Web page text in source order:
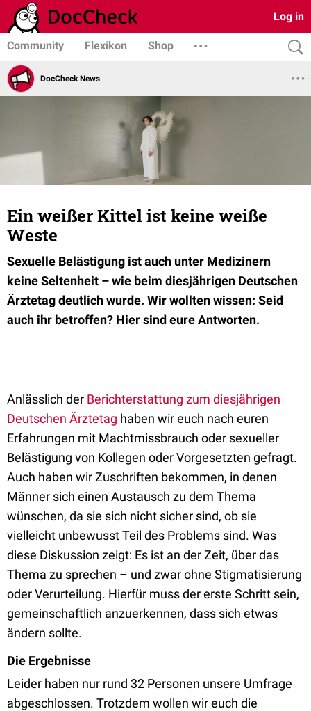
Log in
Community Flexikon Shop
DocCheck News
Ein weißer Kittel ist keine weiße
Weste
Sexuelle Belästigung ist auch unter Medizinern
keine Seltenheit – wie beim diesjährigen Deutschen
Ärztetag deutlich wurde. Wir wollten wissen: Seid
auch ihr betroffen? Hier sind eure Antworten.
Anlässlich der Berichterstattung zum diesjährigen
Deutschen Ärztetag haben wir euch nach euren
Erfahrungen mit Machtmissbrauch oder sexueller
Belästigung von Kollegen oder Vorgesetzten gefragt.
Auch haben wir Zuschriften bekommen, in denen
Männer sich einen Austausch zu dem Thema
wünschen, da sie sich nicht sicher sind, ob sie
vielleicht unbewusst Teil des Problems sind. Was
diese Diskussion zeigt: Es ist an der Zeit, über das
Thema zu sprechen – und zwar ohne Stigmatisierung
oder Verurteilung. Hierfür muss der erste Schritt sein,
gemeinschaftlich anzuerkennen, dass sich etwas
ändern sollte.
Die Ergebnisse
Leider haben nur rund 32 Personen unsere Umfrage
abgeschlossen. Trotzdem wollen wir euch die